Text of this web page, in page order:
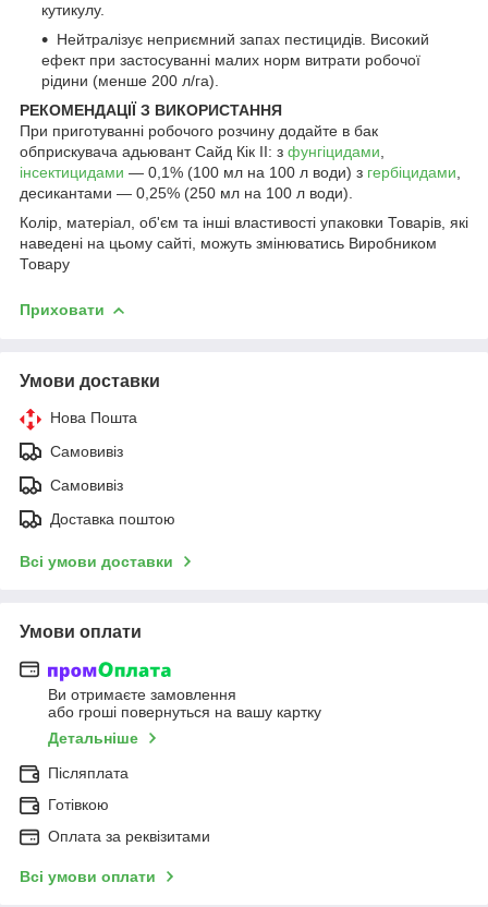
кутикулу.
Нейтралізує неприємний запах пестицидів. Високий
ефект при застосуванні малих норм витрати робочої
рідини (менше 200 л/га).
РЕКОМЕНДАЦІЇ З ВИКОРИСТАННЯ
При приготуванні робочого розчину додайте в бак
обприскувача адьювант Сайд Кік ІІ: з фунгіцидами
інсектицидами — 0,1% (100 мл на 100 л води) з гербіцидами
десикантами — 0,25% (250 мл на 100 л води).
Колір, матеріал, об'єм та інші властивості упаковки Товарів, які
наведені на цьому сайті, можуть змінюватись Виробником
Товару
Приховати
Умови доставки
Нова Пошта
Самовивіз
Самовивіз
Доставка поштою
Всі умови доставки
Умови оплати
Ви отримаєте замовлення
або гроші повернуться на вашу картку
Детальніше
Післяплата
Готівкою
Оплата за реквізитами
Всі умови оплати